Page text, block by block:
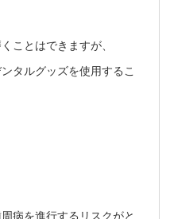
ことはできますが、
タルグッズを使用するこ
病を進行するリスクがと